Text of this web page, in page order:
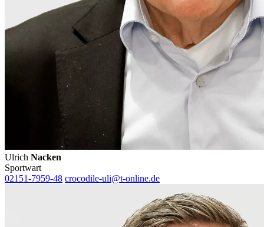
Ulrich Nacken
Sportwart
02151-7959-48 crocodile-uli@t-online.de